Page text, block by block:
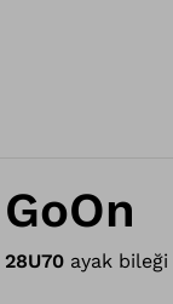
GoOn
28U70 ayak bileği